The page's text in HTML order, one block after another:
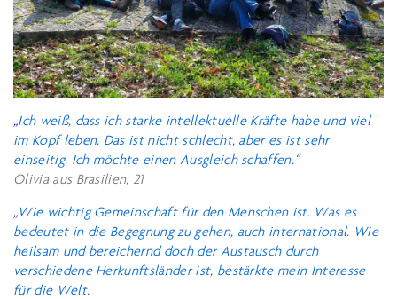
„Ich weiß, dass ich starke intellektuelle Kräfte habe und viel
im Kopf leben. Das ist nicht schlecht, aber es ist sehr
einseitig. Ich möchte einen Ausgleich schaffen.“
Olivia aus Brasilien, 21
„Wie wichtig Gemeinschaft für den Menschen ist. Was es
bedeutet in die Begegnung zu gehen, auch international. Wie
heilsam und bereichernd doch der Austausch durch
verschiedene Herkunftsländer ist, bestärkte mein Interesse
für die Welt.